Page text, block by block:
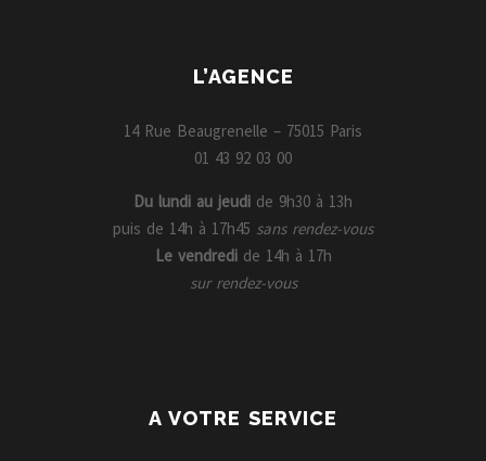
L’AGENCE
14 Rue Beaugrenelle – 75015 Paris
01 43 92 03 00
Du lundi au jeudi de 9h30 à 13h
puis de 14h à 17h45 sans rendez-vous
Le vendredi de 14h à 17h
sur rendez-vous
A VOTRE SERVICE